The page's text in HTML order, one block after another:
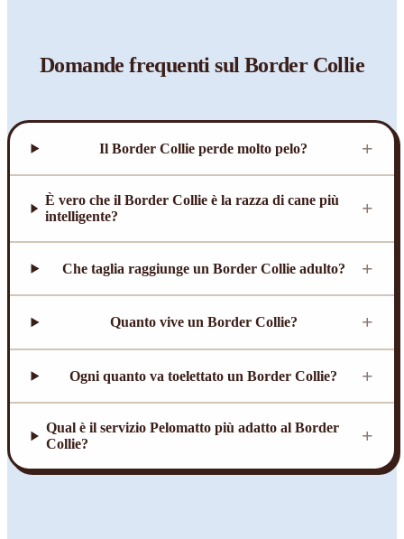
Domande frequenti sul Border Collie
Il Border Collie perde molto pelo? +
È vero che il Border Collie è la razza di cane più
intelligente?
+
Che taglia raggiunge un Border Collie adulto? +
Quanto vive un Border Collie? +
Ogni quanto va toelettato un Border Collie? +
Qual è il servizio Pelomatto più adatto al Border
Collie?
+